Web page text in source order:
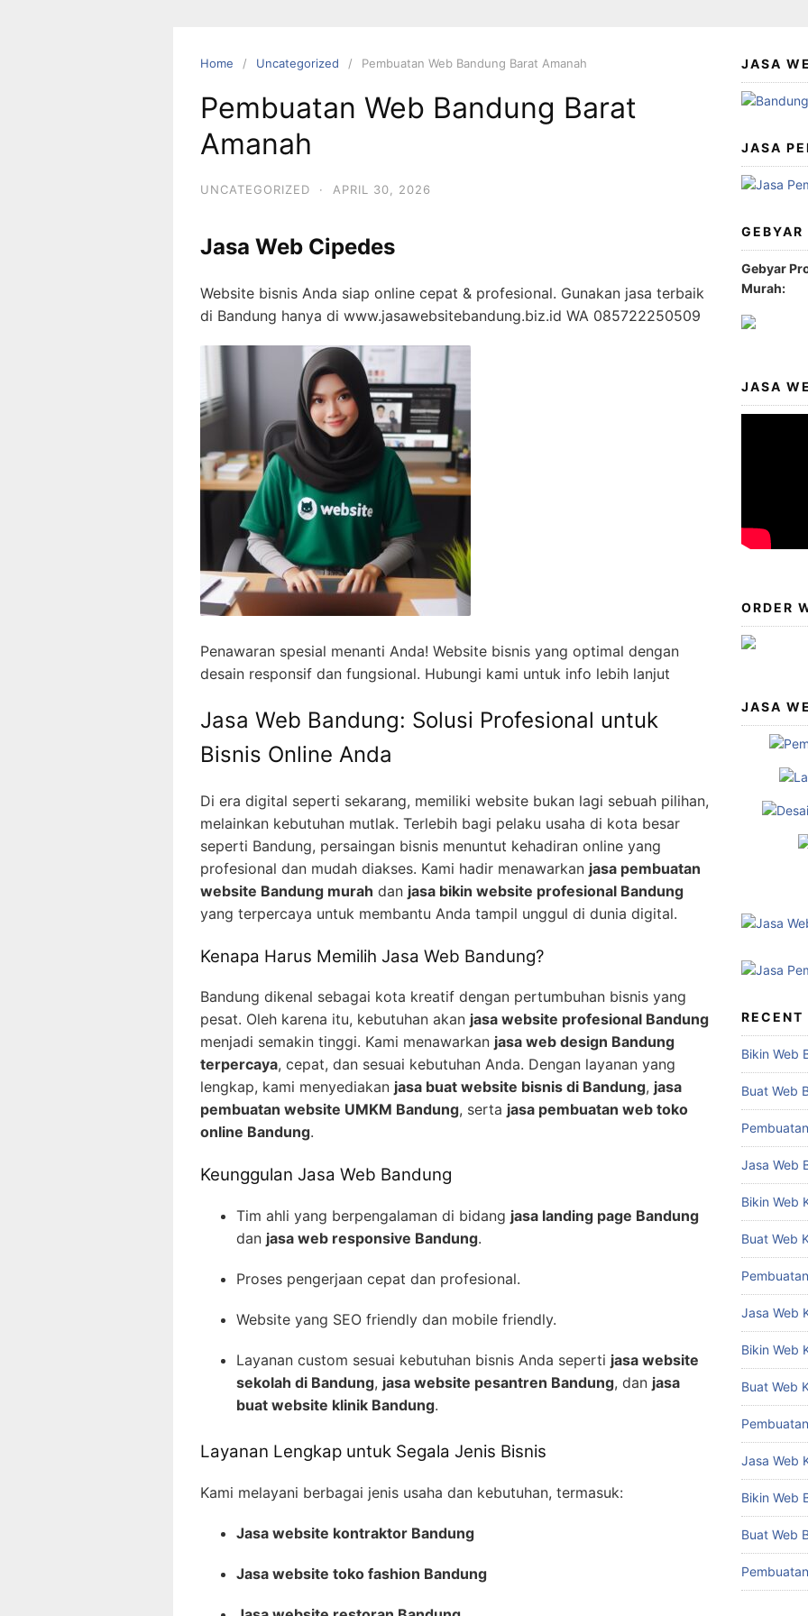
Home Uncategorized Pembuatan Web Bandung Barat Amanah
Pembuatan Web Bandung Barat
Amanah
UNCATEGORIZED · APRIL 30, 2026
Jasa Web Cipedes
Website bisnis Anda siap online cepat & profesional. Gunakan jasa terbaik
di Bandung hanya di www.jasawebsitebandung.biz.id WA 085722250509
Penawaran spesial menanti Anda! Website bisnis yang optimal dengan
desain responsif dan fungsional. Hubungi kami untuk info lebih lanjut
Jasa Web Bandung: Solusi Profesional untuk
Bisnis Online Anda
Di era digital seperti sekarang, memiliki website bukan lagi sebuah pilihan,
melainkan kebutuhan mutlak. Terlebih bagi pelaku usaha di kota besar
seperti Bandung, persaingan bisnis menuntut kehadiran online yang
profesional dan mudah diakses. Kami hadir menawarkan jasa pembuatan
website Bandung murah dan jasa bikin website profesional Bandung
yang terpercaya untuk membantu Anda tampil unggul di dunia digital.
Kenapa Harus Memilih Jasa Web Bandung?
Bandung dikenal sebagai kota kreatif dengan pertumbuhan bisnis yang
pesat. Oleh karena itu, kebutuhan akan jasa website profesional Bandung
menjadi semakin tinggi. Kami menawarkan jasa web design Bandung
terpercaya, cepat, dan sesuai kebutuhan Anda. Dengan layanan yang
lengkap, kami menyediakan jasa buat website bisnis di Bandung, jasa
pembuatan website UMKM Bandung, serta jasa pembuatan web toko
online Bandung.
Keunggulan Jasa Web Bandung
Tim ahli yang berpengalaman di bidang jasa landing page Bandung
dan jasa web responsive Bandung.
Proses pengerjaan cepat dan profesional.
Website yang SEO friendly dan mobile friendly.
Layanan custom sesuai kebutuhan bisnis Anda seperti jasa website
sekolah di Bandung, jasa website pesantren Bandung, dan jasa
buat website klinik Bandung.
Layanan Lengkap untuk Segala Jenis Bisnis
Kami melayani berbagai jenis usaha dan kebutuhan, termasuk:
Jasa website kontraktor Bandung
Jasa website toko fashion Bandung
JASA
JASA
Gebyar
Murah:
JASA
ORDER
JASA
RECENT
Bikin Web
Buat Web
Jasa Web
Bikin Web
Buat Web
Jasa Web
Bikin Web
Buat Web
Jasa Web
Bikin Web
Buat Web